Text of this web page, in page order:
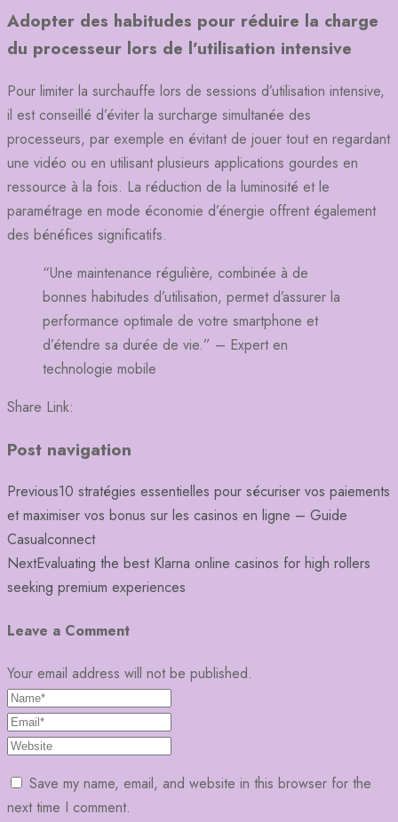
Adopter des habitudes pour réduire la charge
du processeur lors de l’utilisation intensive
Pour limiter la surchauffe lors de sessions d’utilisation intensive,
il est conseillé d’éviter la surcharge simultanée des
processeurs, par exemple en évitant de jouer tout en regardant
une vidéo ou en utilisant plusieurs applications gourdes en
ressource à la fois. La réduction de la luminosité et le
paramétrage en mode économie d’énergie offrent également
des bénéfices significatifs.
“Une maintenance régulière, combinée à de
bonnes habitudes d’utilisation, permet d’assurer la
performance optimale de votre smartphone et
d’étendre sa durée de vie.” – Expert en
technologie mobile
Share Link:
Post navigation
Previous10 stratégies essentielles pour sécuriser vos paiements
et maximiser vos bonus sur les casinos en ligne – Guide
Casualconnect
NextEvaluating the best Klarna online casinos for high rollers
seeking premium experiences
Leave a Comment
Your email address will not be published.
Save my name, email, and website in this browser for the
next time I comment.